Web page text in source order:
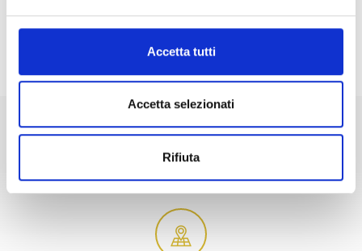
Accetta tutti
Accetta selezionati
Rifiuta
+39 0473 73 01 55 info@silandro-lasa.it